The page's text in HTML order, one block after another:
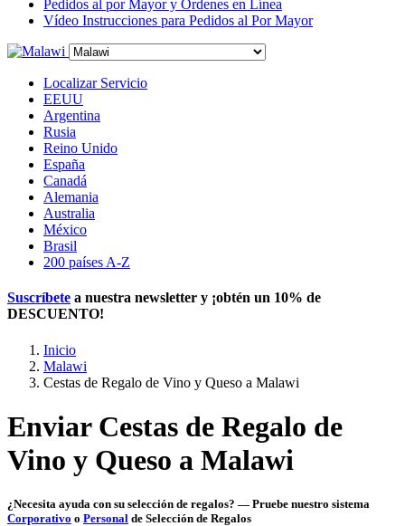
Pedidos al por Mayor y Ordenes en Línea
Vídeo Instrucciones para Pedidos al Por Mayor
Localizar Servicio
EEUU
Argentina
Rusia
Reino Unido
España
Canadá
Alemania
Australia
México
Brasil
200 países A-Z
Suscríbete a nuestra newsletter y ¡obtén un 10% de
DESCUENTO!
Inicio
Malawi
Cestas de Regalo de Vino y Queso a Malawi
Enviar Cestas de Regalo de
Vino y Queso a Malawi
¿Necesita ayuda con su selección de regalos? — Pruebe nuestro sistema
Corporativo o Personal de Selección de Regalos